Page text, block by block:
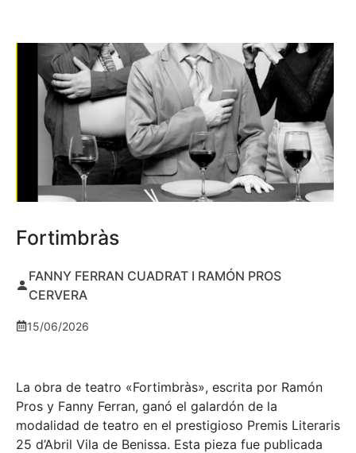
Fortimbràs
FANNY FERRAN CUADRAT I RAMÓN PROS
CERVERA
15/06/2026
La obra de teatro «Fortimbràs», escrita por Ramón
Pros y Fanny Ferran, ganó el galardón de la
modalidad de teatro en el prestigioso Premis Literaris
25 d’Abril Vila de Benissa. Esta pieza fue publicada